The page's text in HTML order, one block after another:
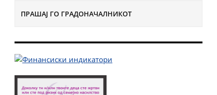
ПРАШАЈ ГО ГРАДОНАЧАЛНИКОТ